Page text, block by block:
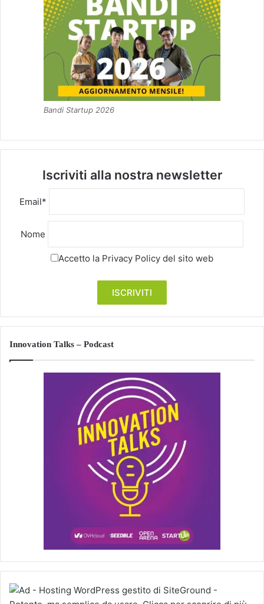
Bandi Startup 2026
Iscriviti alla nostra newsletter
Email*
Nome
Accetto la Privacy Policy del sito web
Innovation Talks – Podcast